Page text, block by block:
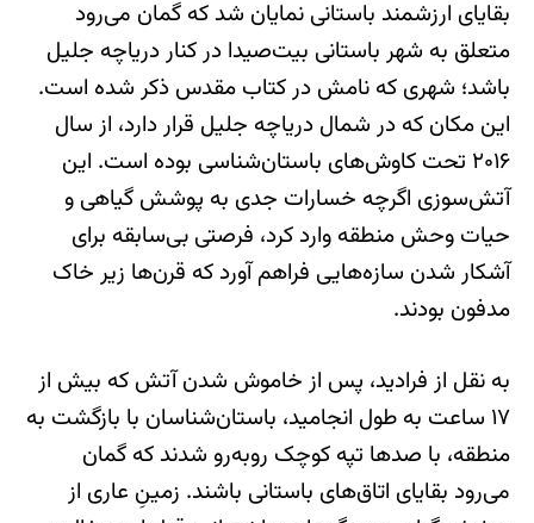
بقایای ارزشمند باستانی نمایان شد که گمان می‌رود
متعلق به شهر باستانی بیت‌صیدا در کنار دریاچه جلیل
باشد؛ شهری که نامش در کتاب مقدس ذکر شده است.
این مکان که در شمال دریاچه جلیل قرار دارد، از سال
۲۰۱۶ تحت کاوش‌های باستان‌شناسی بوده است. این
آتش‌سوزی اگرچه خسارات جدی به پوشش گیاهی و
حیات وحش منطقه وارد کرد، فرصتی بی‌سابقه برای
آشکار شدن سازه‌هایی فراهم آورد که قرن‌ها زیر خاک
مدفون بودند.
به نقل از فرادید، پس از خاموش شدن آتش که بیش از
۱۷ ساعت به طول انجامید، باستان‌شناسان با بازگشت به
منطقه، با صدها تپه کوچک روبه‌رو شدند که گمان
می‌رود بقایای اتاق‌های باستانی باشند. زمینِ عاری از